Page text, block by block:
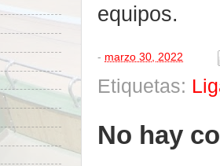
equipos.
- marzo 30, 2022
Etiquetas:
No hay